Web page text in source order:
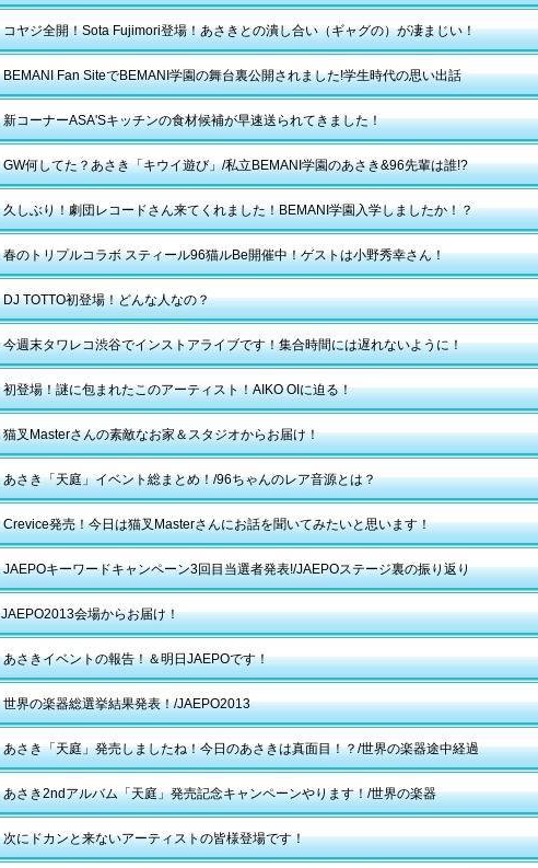
コヤジ全開！Sota Fujimori登場！あさきとの潰し合い（ギャグの）が凄まじい！
BEMANI Fan SiteでBEMANI学園の舞台裏公開されました!学生時代の思い出話
新コーナーASA'Sキッチンの食材候補が早速送られてきました！
GW何してた？あさき「キウイ遊び」/私立BEMANI学園のあさき&96先輩は誰!?
久しぶり！劇団レコードさん来てくれました！BEMANI学園入学しましたか！？
春のトリプルコラボ スティール96猫ルBe開催中！ゲストは小野秀幸さん！
DJ TOTTO初登場！どんな人なの？
今週末タワレコ渋谷でインストアライブです！集合時間には遅れないように！
初登場！謎に包まれたこのアーティスト！AIKO OIに迫る！
猫叉Masterさんの素敵なお家＆スタジオからお届け！
あさき「天庭」イベント総まとめ！/96ちゃんのレア音源とは？
Crevice発売！今日は猫叉Masterさんにお話を聞いてみたいと思います！
JAEPOキーワードキャンペーン3回目当選者発表!/JAEPOステージ裏の振り返り
JAEPO2013会場からお届け！
あさきイベントの報告！＆明日JAEPOです！
世界の楽器総選挙結果発表！/JAEPO2013
あさき「天庭」発売しましたね！今日のあさきは真面目！？/世界の楽器途中経過
あさき2ndアルバム「天庭」発売記念キャンペーンやります！/世界の楽器
次にドカンと来ないアーティストの皆様登場です！